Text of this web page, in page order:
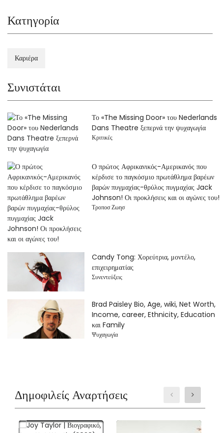
Κατηγορία
Καριέρα
Συνιστάται
Το «The Missing Door» του Nederlands
Dans Theatre ξεπερνά την ψυχαγωγία
Κριτικές
Ο πρώτος Αφρικανικός-Αμερικανός που
κέρδισε το παγκόσμιο πρωτάθλημα βαρέων
βαρών πυγμαχίας-θρύλος πυγμαχίας Jack
Johnson! Οι προκλήσεις και οι αγώνες του!
Τροποσ Ζωησ
Candy Tong: Χορεύτρια, μοντέλο,
επιχειρηματίας
Συνεντεύξεις
Brad Paisley Bio, Age, wiki, Net Worth,
Income, career, Ethnicity, Education
και Family
Ψυχαγωγία
Δημοφιλείς Αναρτήσεις